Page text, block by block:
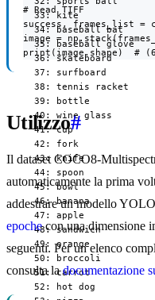
  33: kite
  34: baseball bat
  35: baseball glove
  36: skateboard
  37: surfboard
  38: tennis racket
  39: bottle
  40: wine glass
  41: cup
  42: fork
  43: knife
  44: spoon
  45: bowl
  46: banana
  47: apple
  48: sandwich
  49: orange
  50: broccoli
  51: carrot
  52: hot dog
# Read TIFF
success, frames_list =
image =
print(image.shape)  #
Utilizzo#
Il dataset COCO8-
automaticamente la prima
addestrare un modello
epochecon una dimensione
seguenti. Per un elenco
consulta ladocumentazione